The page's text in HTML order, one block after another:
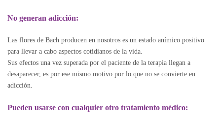
No generan adicción:
Las flores de Bach producen en nosotros es un estado anímico positivo
para llevar a cabo aspectos cotidianos de la vida.
Sus efectos una vez superada por el paciente de la terapia llegan a
desaparecer, es por ese mismo motivo por lo que no se convierte en
adicción.
Pueden usarse con cualquier otro tratamiento médico: